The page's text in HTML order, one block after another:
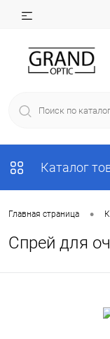
Каталог
Главная страница •
Спрей для